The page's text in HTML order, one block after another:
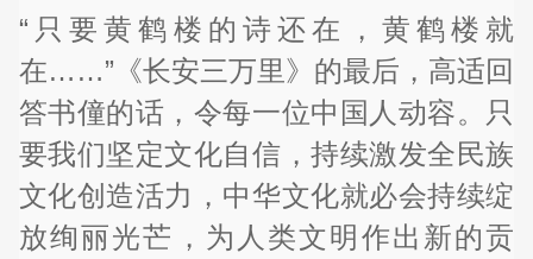
“只要黄鹤楼的诗还在，黄鹤楼就
在……”《长安三万里》的最后，高适回
答书僮的话，令每一位中国人动容。只
要我们坚定文化自信，持续激发全民族
文化创造活力，中华文化就必会持续绽
放绚丽光芒，为人类文明作出新的贡